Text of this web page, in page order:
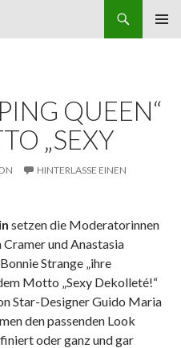
QUEEN“
„SEXY
HINTERLASSE EINEN
setzen die Moderatorinnen
und Anastasia
Strange „ihre
Motto „Sexy Dekolleté!“
Star-Designer Guido Maria
den passenden Look
oder ganz und gar